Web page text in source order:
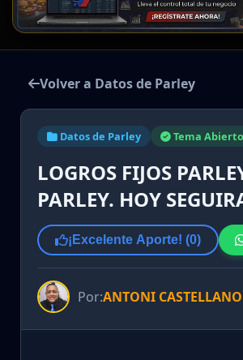
Volver a Datos de Parley
Datos de Parley Tema Abierto
LOGROS FIJOS
PARLEY. HOY
¡Excelente Aporte! (0)
Por:ANTONI CASTELLANO